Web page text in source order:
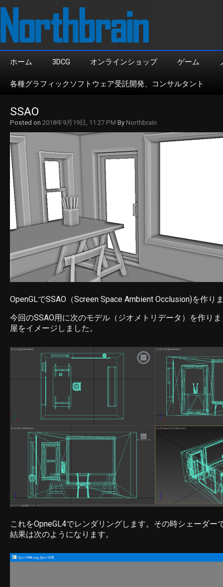
ホーム 3DCG オンラインショップ ゲーム
各種グラフィックソフトウェア受託開発、コンサルタント
SSAO
Posted on 2018年9月19日, 11:27 PM By Northbrain
OpenGLでSSAO（Screen Space Ambient Occlusion)を作り
今回のSSAO用に次のモデル（ジオメトリデータ）を作り
屋をイメージしました。
これをOpneGL4でレンダリングします。その時シェーダー
結果は次のようになります。